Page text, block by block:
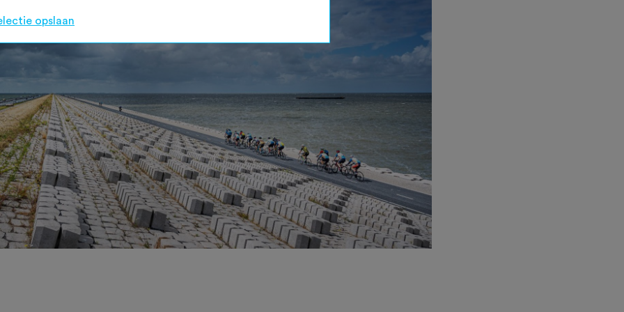
opslaan